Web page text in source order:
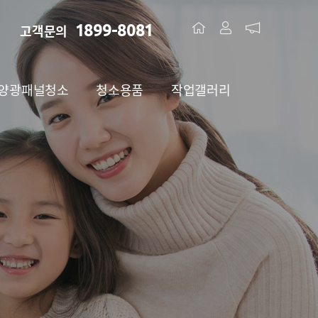
고객문의 1899-8081
광패널청소 청소용품 작업갤러리